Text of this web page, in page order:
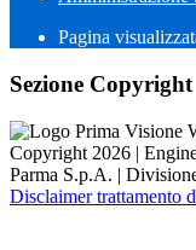
Pagina
Sezione Copyright
Copyright 2026 |
Parma S.p.A. |
Disclaimer trattamento